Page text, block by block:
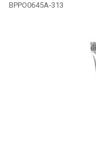
BPPO0645A-313